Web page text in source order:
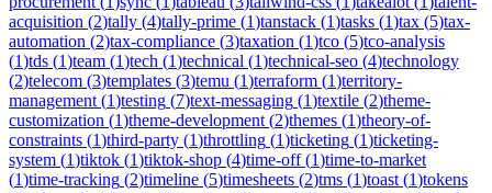
acquisition (2)tally (4)tally-prime (1)tanstack (1)tasks (1)tax (5)tax-
automation (2)tax-compliance (3)taxation (1)tco (5)tco-analysis
(1)tds (1)team (1)tech (1)technical (1)technical-seo (4)technology
(2)telecom (3)templates (3)temu (1)terraform (1)territory-
management (1)testing (7)text-messaging (1)textile (2)theme-
customization (1)theme-development (2)themes (1)theory-of-
constraints (1)third-party (1)throttling (1)ticketing (1)ticketing-
system (1)tiktok (1)tiktok-shop (4)time-off(1)time-to-market
(1)time-tracking (2)timeline (5)timesheets (2)tms (1)toast (1)tokens